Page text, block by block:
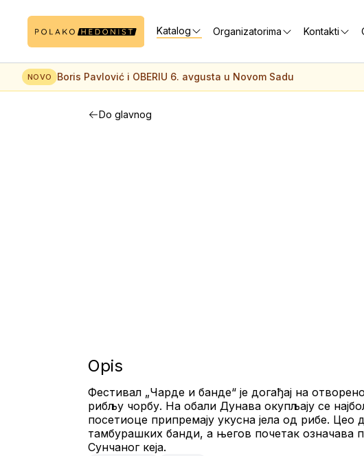
Katalog Organizatorima Kontakti
NOVO Boris Pavlović i OBERIU 6. avgusta u Novom Sadu
Do glavnog
Opis
Фестивал „Чарде и банде“ је догађај на
рибљу чорбу. На обали Дунава окупљају се
посетиоце припремају укусна јела од рибе. Цео
тамбурашких банди, а његов почетак означава
Сунчаног кеја.